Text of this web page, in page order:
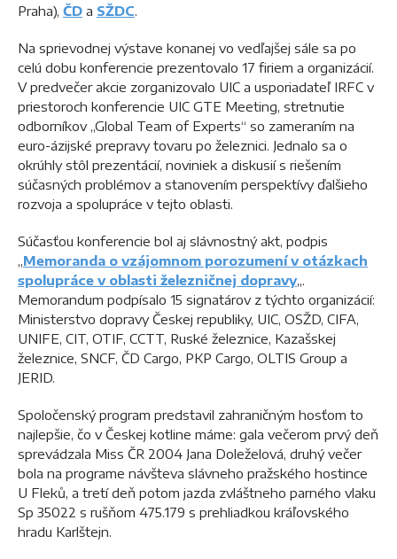
Praha), ČD a SŽDC.
Na sprievodnej výstave konanej vo vedľajšej sále sa po
celú dobu konferencie prezentovalo 17 firiem a organizácií.
V predvečer akcie zorganizovalo UIC a usporiadateľ IRFC v
priestoroch konferencie UIC GTE Meeting, stretnutie
odborníkov „Global Team of Experts“ so zameraním na
euro-ázijské prepravy tovaru po železnici. Jednalo sa o
okrúhly stôl prezentácií, noviniek a diskusií s riešením
súčasných problémov a stanovením perspektívy ďalšieho
rozvoja a spolupráce v tejto oblasti.
Súčasťou konferencie bol aj slávnostný akt, podpis
„Memoranda o vzájomnom porozumení v otázkach
spolupráce v oblasti železničnej dopravy„.
Memorandum podpísalo 15 signatárov z týchto organizácií:
Ministerstvo dopravy Českej republiky, UIC, OSŽD, CIFA,
UNIFE, CIT, OTIF, CCTT, Ruské železnice, Kazašskej
železnice, SNCF, ČD Cargo, PKP Cargo, OLTIS Group a
JERID.
Spoločenský program predstavil zahraničným hosťom to
najlepšie, čo v Českej kotline máme: gala večerom prvý deň
sprevádzala Miss ČR 2004 Jana Doleželová, druhý večer
bola na programe návšteva slávneho pražského hostince
U Fleků, a tretí deň potom jazda zvláštneho parného vlaku
Sp 35022 s rušňom 475.179 s prehliadkou kráľovského
hradu Karlštejn.